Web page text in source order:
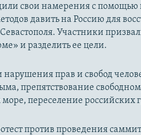
свои намерения с
давить на Россию для
Участники
и разделить ее цели.
прав и свобод
препятствование
море, переселение российских
против проведения